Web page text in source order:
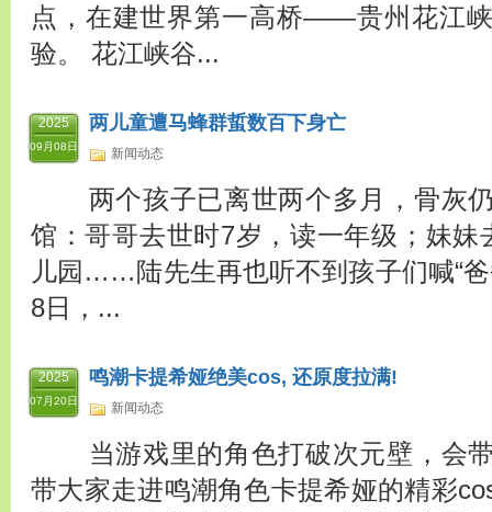
点，在建世界第一高桥——贵州花江
验。 花江峡谷...
2025
09月08日
两儿童遭马蜂群蜇数百下身亡
新闻动态
两个孩子已离世两个多月，骨灰
馆：哥哥去世时7岁，读一年级；妹妹
儿园……陆先生再也听不到孩子们喊“爸
8日，...
2025
07月20日
鸣潮卡提希娅绝美cos, 还原度拉满!
新闻动态
当游戏里的角色打破次元壁，会
带大家走进鸣潮角色卡提希娅的精彩